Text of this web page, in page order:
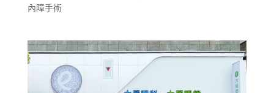
內障手術